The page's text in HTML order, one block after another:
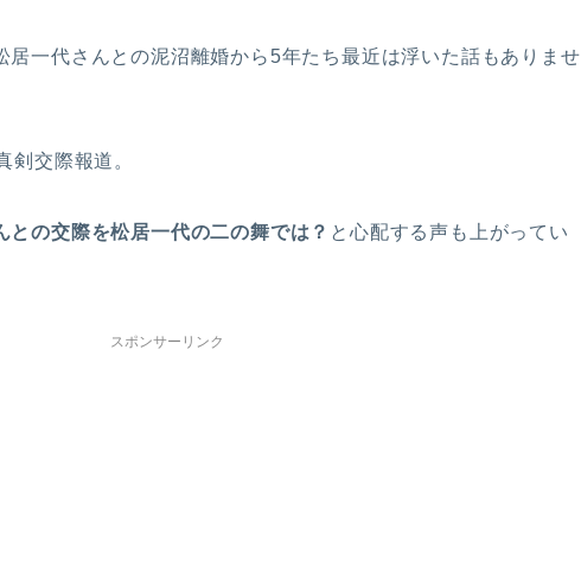
居一代さんとの泥沼離婚から5年たち最近は浮いた話もありませ
剣交際報道。
との交際を松居一代の二の舞では？ と心配する声も上がってい
スポンサーリンク